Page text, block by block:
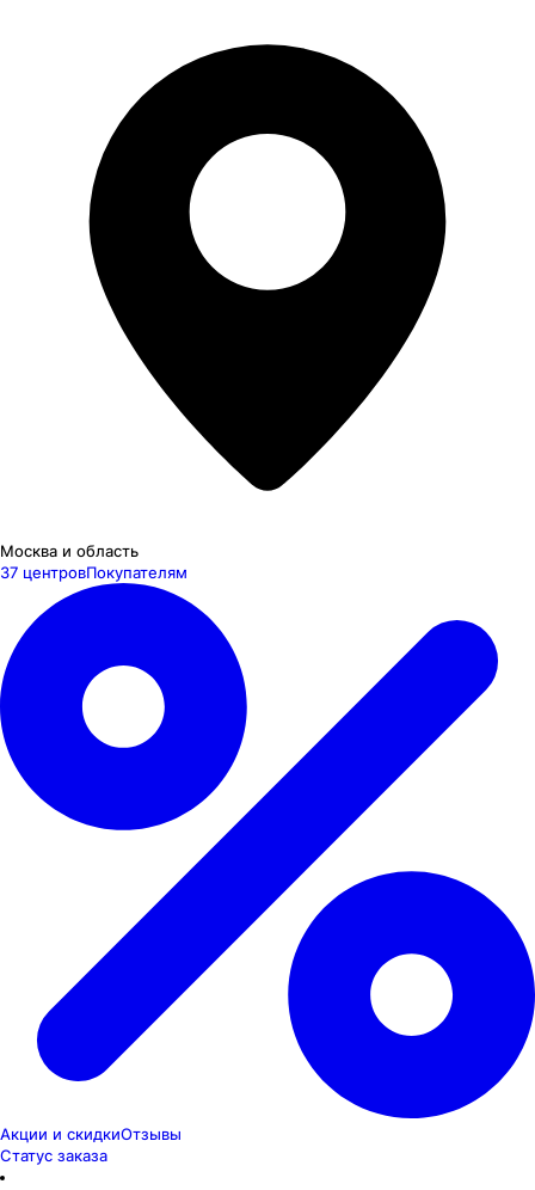
Москва и область
37 центровПокупателям
Акции и скидкиОтзывы
Статус заказа